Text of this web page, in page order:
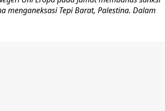
menganeksasi Tepi Barat, Palestina. Dalam